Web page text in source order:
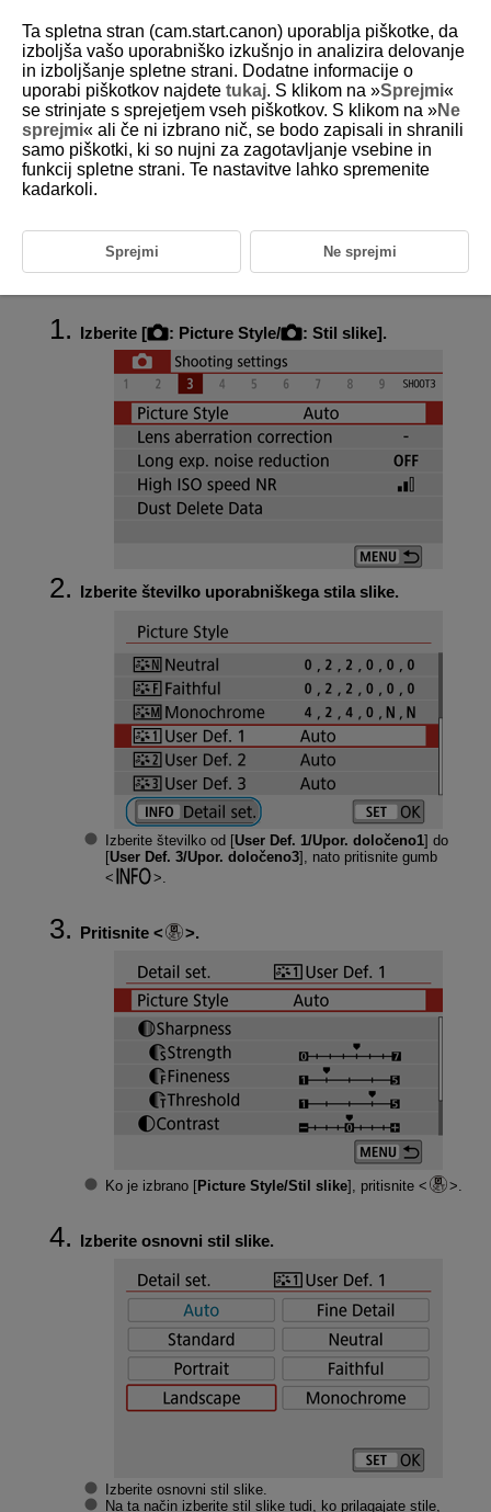
D101-075
Registracija stila slike
Izberete lahko osnovni stil slike, na primer [
Tukaj lahko prilagajate tudi stile slike, ki ste jih registrirali v fotoaparatu z
uporabo orodja EOS Utility (EOS programska oprema,
).
Izberite [ : Picture Style/ : Stil slike].
Izberite številko uporabniškega stila slike.
Izberite številko od [User Def. 1/Upor. določeno1] do
[User Def. 3/Upor. določeno3], nato pritisnite gumb
Pritisnite .
Ko je izbrano [Picture Style/Stil slike], pritisnite
Izberite osnovni stil slike.
Izberite osnovni stil slike.
Na ta način izberite stil slike tudi, ko prilagajate stile,
Ta spletna stran (cam.start.canon) uporablja piškotke, da
izboljša vašo uporabniško izkušnjo in analizira delovanje
in izboljšanje spletne strani. Dodatne informacije o
uporabi piškotkov najdete tukaj. S klikom na »Sprejmi«
se strinjate s sprejetjem vseh piškotkov. S klikom na »Ne
sprejmi« ali če ni izbrano nič, se bodo zapisali in shranili
samo piškotki, ki so nujni za zagotavljanje vsebine in
funkcij spletne strani. Te nastavitve lahko spremenite
kadarkoli.
Sprejmi Ne sprejmi